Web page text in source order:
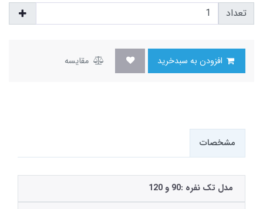
تعداد
مقایسه
مشخصات
مدل تک نفره :90 و 120